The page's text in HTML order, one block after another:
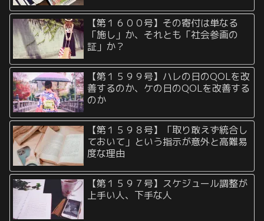
【第１６００号】その寄付は単なる
「施し」か、それとも「社会参画の
証」か？
【第１５９９号】ハレの日のQOLを改
善するのか、ケの日のQOLを改善する
のか
【第１５９８号】「取り敢えず統合し
ておいて」という指示が意外と高難易
度な理由
【第１５９７号】スケジュール調整が
上手い人、下手な人